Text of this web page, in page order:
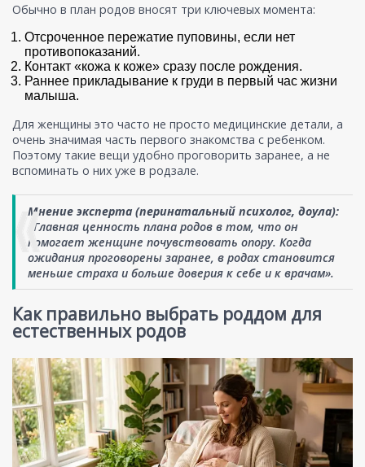
Обычно в план родов вносят три ключевых момента:
Отсроченное пережатие пуповины, если нет
противопоказаний.
Контакт «кожа к коже» сразу после рождения.
Раннее прикладывание к груди в первый час жизни
малыша.
Для женщины это часто не просто медицинские детали, а
очень значимая часть первого знакомства с ребенком.
Поэтому такие вещи удобно проговорить заранее, а не
вспоминать о них уже в родзале.
Мнение эксперта (перинатальный психолог, доула):
«Главная ценность плана родов в том, что он
помогает женщине почувствовать опору. Когда
ожидания проговорены заранее, в родах становится
меньше страха и больше доверия к себе и к врачам».
Как правильно выбрать роддом для
естественных родов